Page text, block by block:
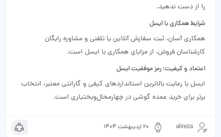
را از دست ندهید.
شرایط همکاری با ایسل
همکاری آسان، ثبت سفارش آنلاین یا تلفنی و مشاوره رایگان
کارشناسان فروش، از مزایای همکاری با ایسل است.
اعتماد و کیفیت؛ رمز موفقیت ایسل
ایسل با رعایت بالاترین استانداردهای کیفی و گارانتی معتبر، انتخاب
برتر برای خرید عمده گوشی در چهارمحال‌و‌بختیاری است.
alireza 20 اردیبهشت 1404